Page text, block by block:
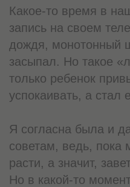
Какое-то время в
запись на своем
дождя, монотонный
засыпал. Но такое
только ребенок
успокаивать, а стал
Я согласна была и
советам, ведь,
расти, а значит,
Но в какой-то